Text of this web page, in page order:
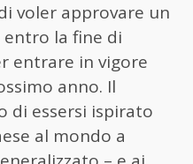
voler approvare un
la fine di
entrare in vigore
anno. Il
di essersi ispirato
al mondo a